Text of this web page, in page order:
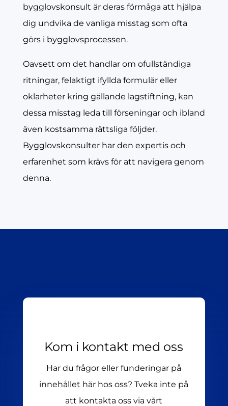
bygglovskonsult är deras förmåga att hjälpa
dig undvika de vanliga misstag som ofta
görs i bygglovsprocessen.
Oavsett om det handlar om ofullständiga
ritningar, felaktigt ifyllda formulär eller
oklarheter kring gällande lagstiftning, kan
dessa misstag leda till förseningar och ibland
även kostsamma rättsliga följder.
Bygglovskonsulter har den expertis och
erfarenhet som krävs för att navigera genom
denna.
Kom i kontakt med oss
Har du frågor eller funderingar på
innehållet här hos oss? Tveka inte på
att kontakta oss via vårt